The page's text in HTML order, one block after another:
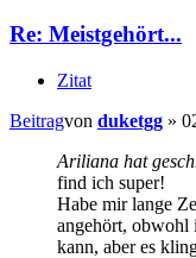
Re: Meistgehört...
Zitat
Beitragvon duketgg »
Ariliana hat
find ich super!
Habe mir lange
angehört, obwohl
kann, aber es